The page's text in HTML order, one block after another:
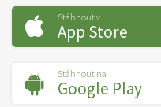
Stáhnout v
App Store
Stáhnout na
Google Play